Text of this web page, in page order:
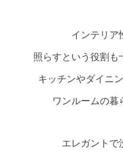
インテリア
照らすという役割も
キッチンやダイニ
ワンルームの暮
エレガントで